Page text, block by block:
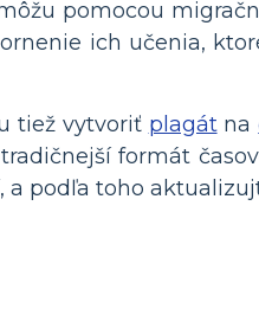
pomocou
ich učenia,
tiež vytvoriť plagátna
formát
a podľa toho